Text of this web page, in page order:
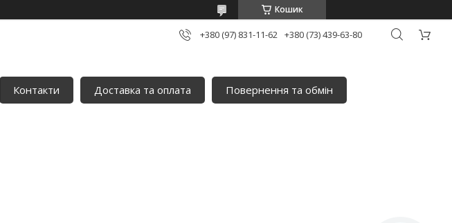
Кошик
+380 (97) 831-11-62 +380 (73) 439-63-80
Контакти Доставка та оплата
Повернення та обмін